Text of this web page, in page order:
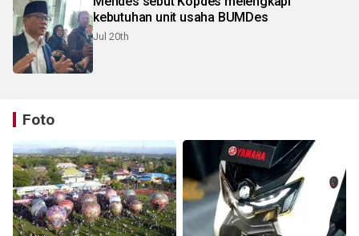
kebutuhan unit usaha BUMDes
Jul 20th
Foto